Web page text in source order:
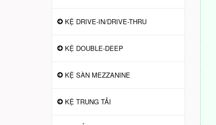
KỆ DRIVE-IN/DRIVE-THRU
KỆ DOUBLE-DEEP
KỆ SÀN MEZZANINE
KỆ TRUNG TẢI